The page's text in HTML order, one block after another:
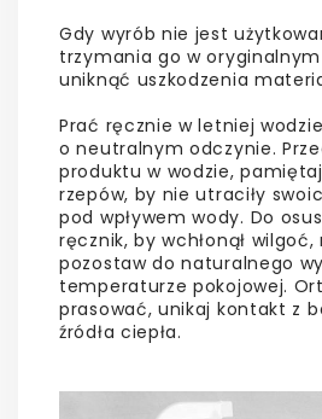
Gdy wyrób nie jest
trzymania go w oryginalnym
uniknąć uszkodzenia
Prać ręcznie w letniej
o neutralnym odczynie.
produktu w wodzie,
rzepów, by nie utraciły
pod wpływem wody. Do
ręcznik, by wchłonął
pozostaw do naturalnego
temperaturze pokojowej.
prasować, unikaj kontakt z
źródła ciepła.